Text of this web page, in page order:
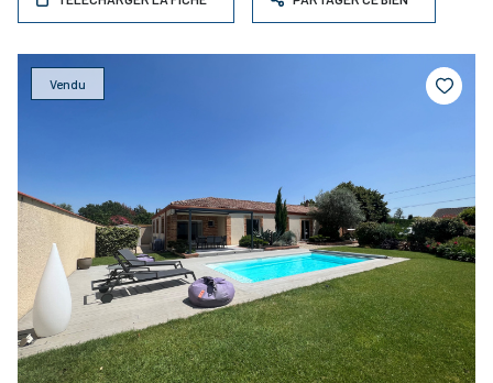
Vendu